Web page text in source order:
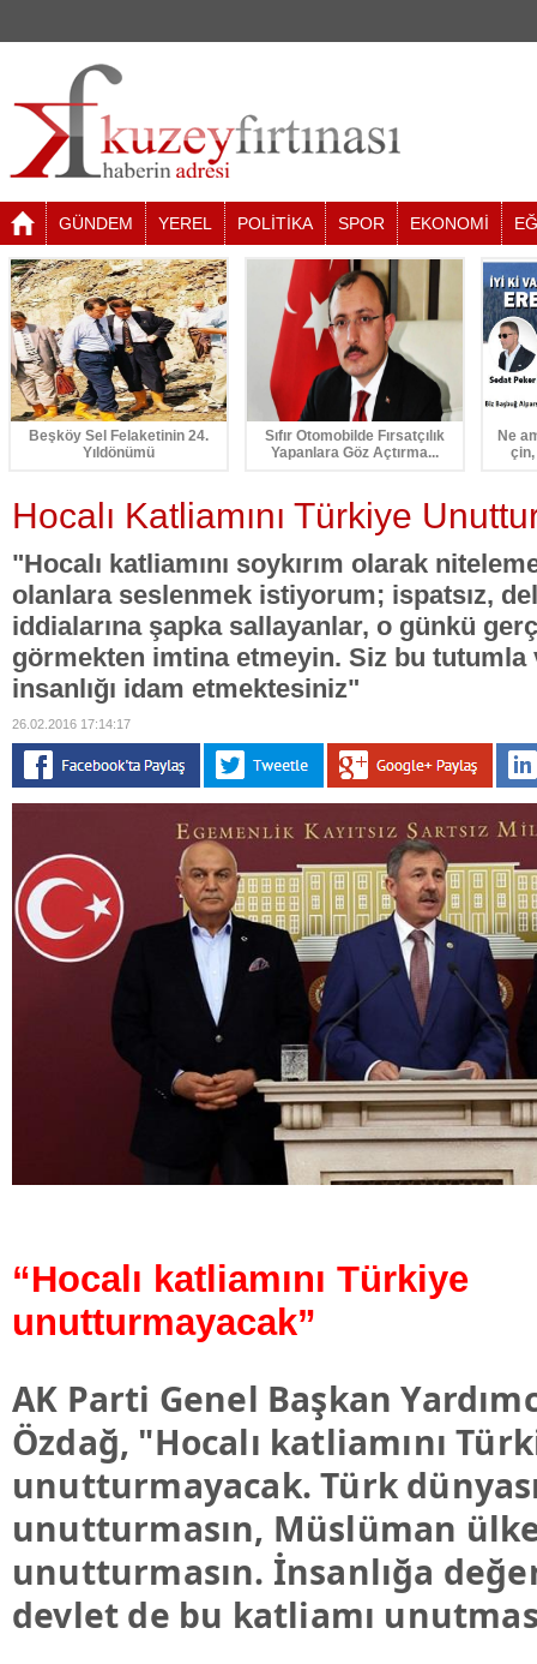
GÜNDEM YEREL POLİTİKA SPOR EKONOMİ
Beşköy Sel Felaketinin 24.
Yıldönümü
Sıfır Otomobilde Fırsatçılık
Yapanlara Göz Açtırma...
Ne
Hocalı Katliamını Türkiye
"Hocalı katliamını soykırım olarak
olanlara seslenmek istiyorum; ispatsız,
iddialarına şapka sallayanlar, o günkü
görmekten imtina etmeyin. Siz bu tutumla
insanlığı idam etmektesiniz"
26.02.2016 17:14:17
“Hocalı katliamını Türkiye
unutturmayacak”
AK Parti Genel Başkan
Özdağ, "Hocalı katliamını
unutturmayacak. Türk
unutturmasın, Müslüman
unutturmasın. İnsanlığa
devlet de bu katliamı